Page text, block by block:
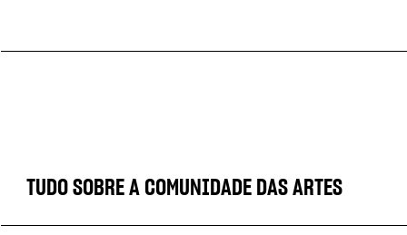
TUDO SOBRE A COMUNIDADE DAS ARTES